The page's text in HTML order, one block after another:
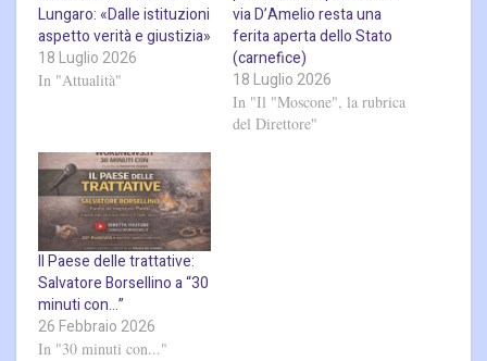
Lungaro: «Dalle istituzioni
aspetto verità e giustizia»
18 Luglio 2026
In "Attualità"
via D’Amelio resta una
ferita aperta dello Stato
(carnefice)
18 Luglio 2026
In "Il "Moscone", la rubrica
del Direttore"
Il Paese delle trattative:
Salvatore Borsellino a “30
minuti con…”
26 Febbraio 2026
In "30 minuti con..."